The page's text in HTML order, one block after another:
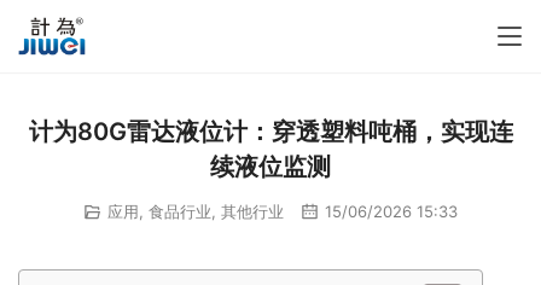
计为80G雷达液位计：穿透塑料吨桶，实现连
续液位监测
应用 食品行业 其他行业 15/06/2026 15:33